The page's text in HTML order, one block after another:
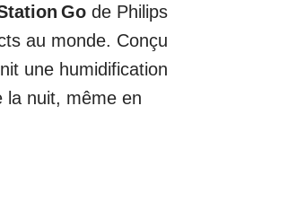
Go de Philips
au monde. Conçu
une humidification
la nuit, même en